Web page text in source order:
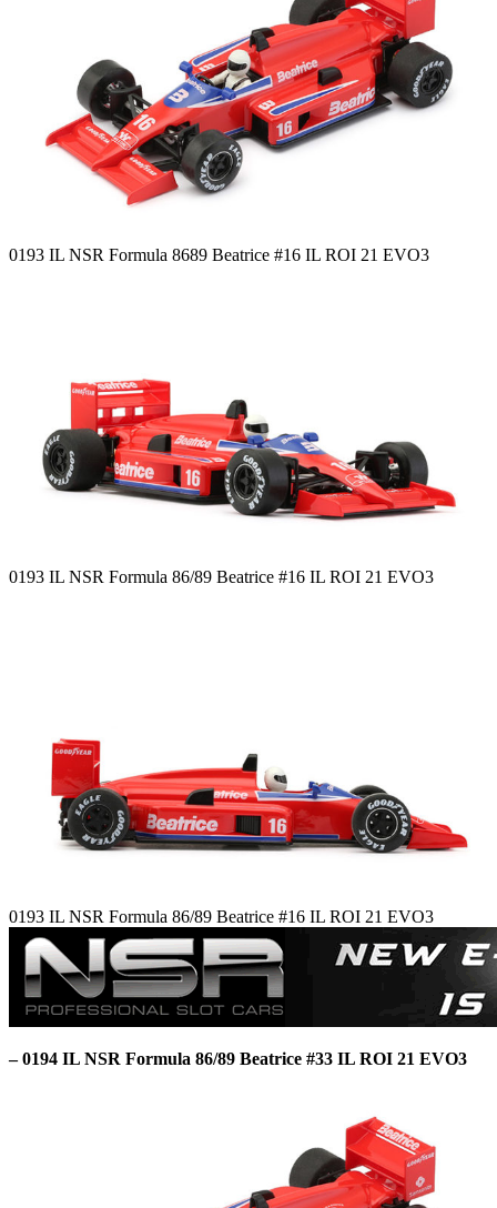
0193 IL NSR Formula 8689 Beatrice #16 IL ROI 21 EVO3
0193 IL NSR Formula 86/89 Beatrice #16 IL ROI 21 EVO3
0193 IL NSR Formula 86/89 Beatrice #16 IL ROI 21 EVO3
– 0194 IL NSR Formula 86/89 Beatrice #33 IL ROI 21 EVO3